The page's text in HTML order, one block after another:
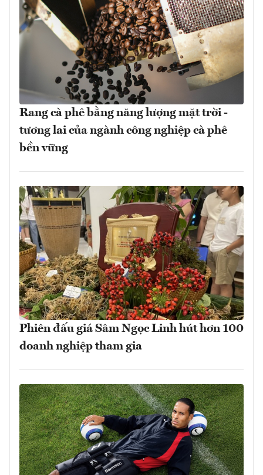
Rang cà phê bằng năng lượng mặt trời -
tương lai của ngành công nghiệp cà phê
bền vững
Phiên đấu giá Sâm Ngọc Linh hút hơn 100
doanh nghiệp tham gia